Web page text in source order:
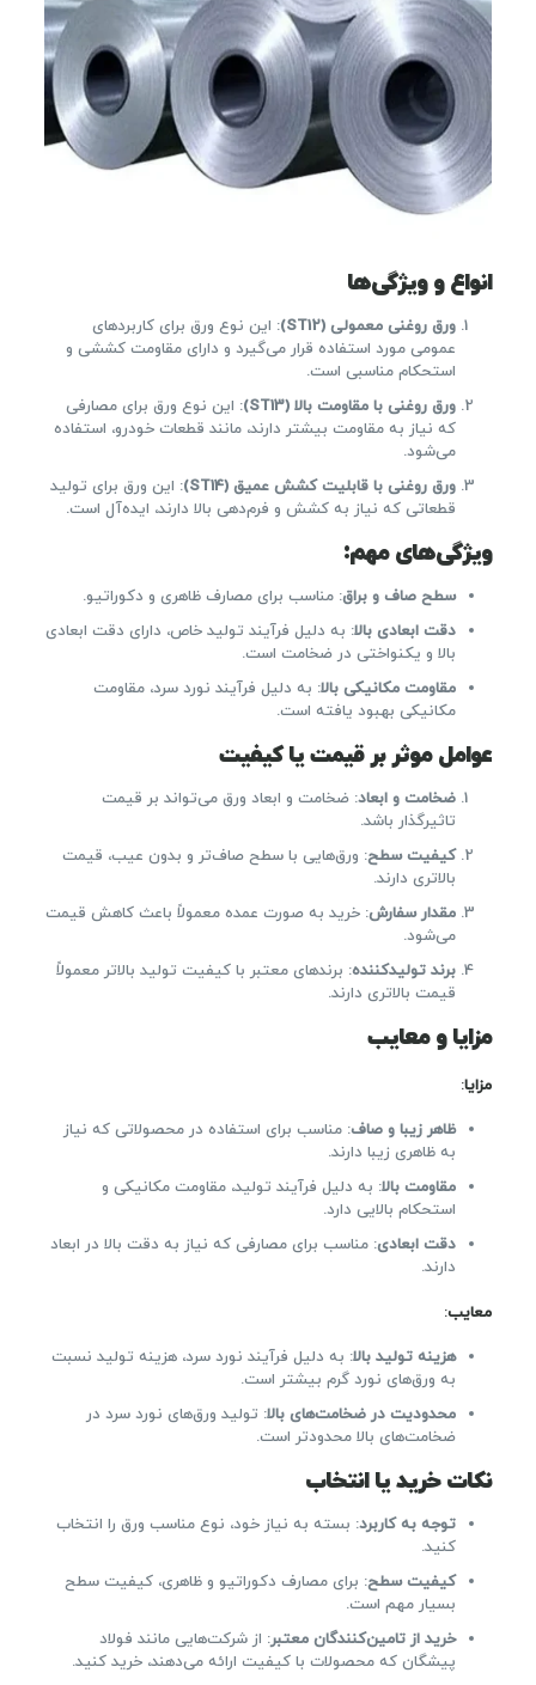
انواع و ویژگی‌ها
ورق روغنی معمولی(ST12)
: این نوع ورق برای کاربردهای
عمومی مورد استفاده قرار می‌گیرد و دارای مقاومت کششی و
استحکام مناسبی است.
ورق روغنی با مقاومت بالا(ST13)
: این نوع ورق برای مصارفی
که نیاز به مقاومت بیشتر دارند، مانند قطعات خودرو، استفاده
می‌شود.
ورق روغنی با قابلیت کشش عمیق(ST14)
: این ورق برای تولید
قطعاتی که نیاز به کشش و فرم‌دهی بالا دارند، ایده‌آل است.
ویژگی‌های مهم:
سطح صاف و براق: مناسب برای مصارف ظاهری و دکوراتیو.
دقت ابعادی بالا: به دلیل فرآیند تولید خاص، دارای دقت ابعادی
بالا و یکنواختی در ضخامت است.
مقاومت مکانیکی بالا: به دلیل فرآیند نورد سرد، مقاومت
مکانیکی بهبود یافته است.
عوامل موثر بر قیمت یا کیفیت
ضخامت و ابعاد: ضخامت و ابعاد ورق می‌تواند بر قیمت
تاثیرگذار باشد.
کیفیت سطح: ورق‌هایی با سطح صاف‌تر و بدون عیب، قیمت
بالاتری دارند.
مقدار سفارش: خرید به صورت عمده معمولاً باعث کاهش قیمت
می‌شود.
برند تولیدکننده: برندهای معتبر با کیفیت تولید بالاتر معمولاً
قیمت بالاتری دارند.
مزایا و معایب
مزایا:
ظاهر زیبا و صاف: مناسب برای استفاده در محصولاتی که نیاز
به ظاهری زیبا دارند.
مقاومت بالا: به دلیل فرآیند تولید، مقاومت مکانیکی و
استحکام بالایی دارد.
دقت ابعادی: مناسب برای مصارفی که نیاز به دقت بالا در ابعاد
دارند.
معایب:
هزینه تولید بالا: به دلیل فرآیند نورد سرد، هزینه تولید نسبت
به ورق‌های نورد گرم بیشتر است.
محدودیت در ضخامت‌های بالا: تولید ورق‌های نورد سرد در
ضخامت‌های بالا محدودتر است.
نکات خرید یا انتخاب
توجه به کاربرد: بسته به نیاز خود، نوع مناسب ورق را انتخاب
کنید.
کیفیت سطح: برای مصارف دکوراتیو و ظاهری، کیفیت سطح
بسیار مهم است.
خرید از تامین‌کنندگان معتبر: از شرکت‌هایی مانند فولاد
پیشگان که محصولات با کیفیت ارائه می‌دهند، خرید کنید.